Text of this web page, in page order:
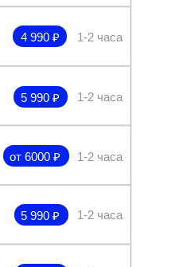
4 990 ₽ 1-2 часа
5 990 ₽ 1-2 часа
от 6000 ₽ 1-2 часа
5 990 ₽ 1-2 часа